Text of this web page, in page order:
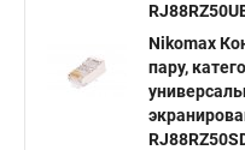
Nikomax
пару,